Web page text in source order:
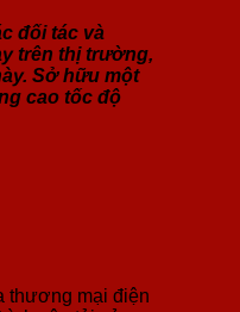
đối tác và
trên thị trường,
Sở hữu một
cao tốc độ
thương mại điện